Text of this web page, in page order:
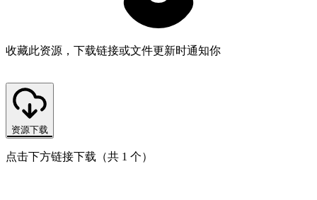
收藏此资源，下载链接或文件更新时通知你
资源下载
点击下方链接下载（共 1 个）